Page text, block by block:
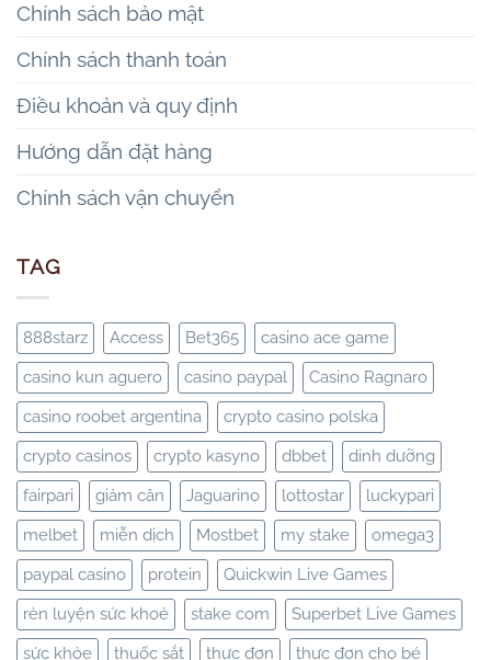
Chính sách bảo mật
Chính sách thanh toán
Điều khoản và quy định
Hướng dẫn đặt hàng
Chính sách vận chuyển
TAG
888starz Access Bet365
casino ace game
casino kun aguero
casino paypal
Casino Ragnaro
casino roobet argentina
crypto casino polska
crypto casinos
crypto kasyno dbbet
dinh dưỡng
fairpari
giảm cân Jaguarino lottostar
luckypari
melbet
miễn dịch Mostbet my stake
omega3
paypal casino
protein
Quickwin Live Games
rèn luyện sức khoẻ
stake com
Superbet Live Games
sức khỏe
thuốc sắt thực đơn thực đơn cho bé